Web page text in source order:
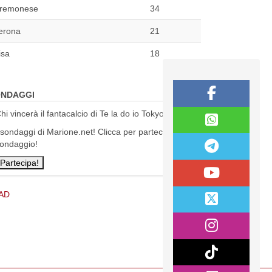
34
21
18
vincerà il fantacalcio di Te la do io Tokyo?
di Marione.net! Clicca per partecipare al